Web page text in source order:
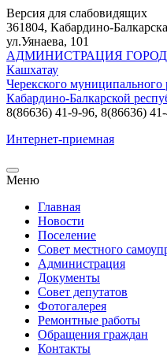
Версия для слабовидящих
361804, Кабардино-
ул.Уянаева, 101
АДМИНИСТРАЦИЯ
Кашхатау
Черекского муниципального
Кабардино-Балкарской
8(86636) 41-9-96, 8(86636)
Интернет-приемная
Меню
Главная
Новости
Поселение
Совет местного
Администрация
Документы
Совет депутатов
Фотогалерея
Ремонтные работы
Обращения граждан
Контакты